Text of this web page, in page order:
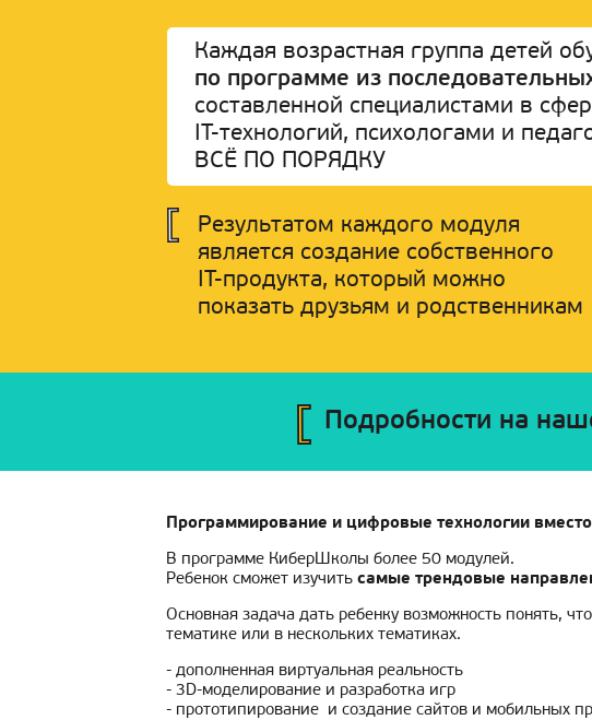
Каждая возрастная группа детей
по программе из
составленной специалистами в
IT-технологий, психологами и
ВСЁ ПО ПОРЯДКУ
Результатом каждого модуля
является создание собственного
IT-продукта, который можно
показать друзьям и родственникам
Подробности на
Программирование и цифровые технологии вместо
В программе КиберШколы более 50 модулей.
Ребенок сможет изучить самые трендовые
Основная задача дать ребенку возможность понять,
тематике или в нескольких тематиках.
- дополненная виртуальная реальность
- 3D-моделирование и разработка игр
- прототипирование и создание сайтов и мобильных